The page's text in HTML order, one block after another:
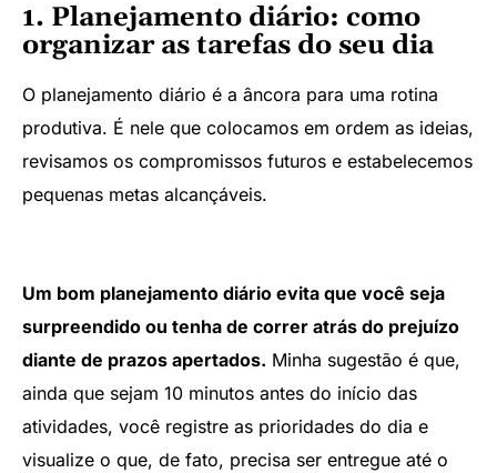
1. Planejamento diário: como
organizar as tarefas do seu dia
O planejamento diário é a âncora para uma rotina
produtiva. É nele que colocamos em ordem as ideias,
revisamos os compromissos futuros e estabelecemos
pequenas metas alcançáveis.
Um bom planejamento diário evita que você seja
surpreendido ou tenha de correr atrás do prejuízo
diante de prazos apertados. Minha sugestão é que,
ainda que sejam 10 minutos antes do início das
atividades, você registre as prioridades do dia e
visualize o que, de fato, precisa ser entregue até o